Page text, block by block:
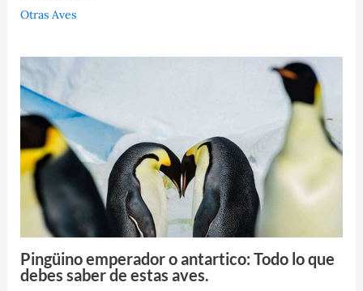
Otras Aves
Pingüino emperador o antartico: Todo lo que
debes saber de estas aves.